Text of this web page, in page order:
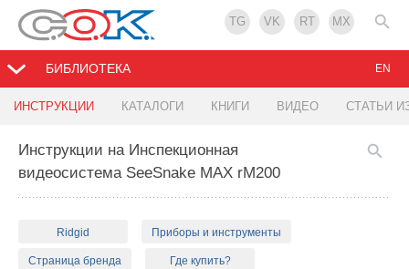
TG VK RT MX
БИБЛИОТЕКА
ИНСТРУКЦИИ КАТАЛОГИ КНИГИ ВИДЕО СТАТЬИ
EN
Инструкции на Инспекционная
видеосистема SeeSnake MAX rM200
Ridgid Приборы и инструменты
Страница бренда Где купить?